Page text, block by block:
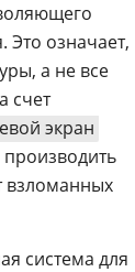
означает,
а не все
счет
экран
производить
взломанных
система для